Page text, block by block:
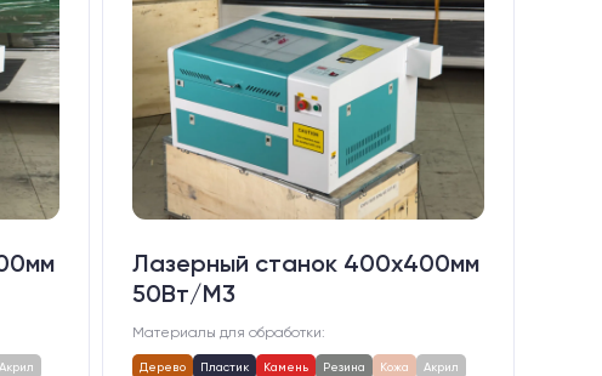
Акрил
Лазерный станок 400х400мм
50Вт/М3
Материалы для обработки:
Дерево Пластик Камень Резина Кожа
Акрил